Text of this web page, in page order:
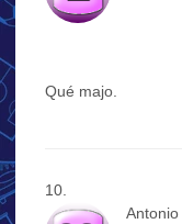
Qué majo.